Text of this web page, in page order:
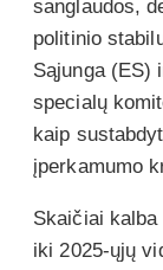
sanglaudos,
politinio
Sąjunga (ES)
specialų
kaip
įperkamumo
Skaičiai
iki 2025-ųjų